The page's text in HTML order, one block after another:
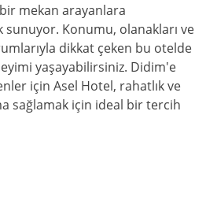
mekan arayanlara
Konumu, olanakları ve
dikkat çeken bu otelde
yaşayabilirsiniz. Didim'e
için Asel Hotel, rahatlık ve
sağlamak için ideal bir tercih